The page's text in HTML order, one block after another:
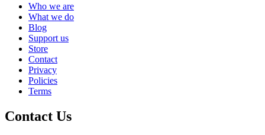
Who we are
What we do
Blog
Support us
Store
Contact
Privacy
Policies
Terms
Contact Us